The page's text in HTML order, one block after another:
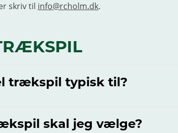
skriv til info@rcholm.dk.
trækspil typisk til?
skal jeg vælge?